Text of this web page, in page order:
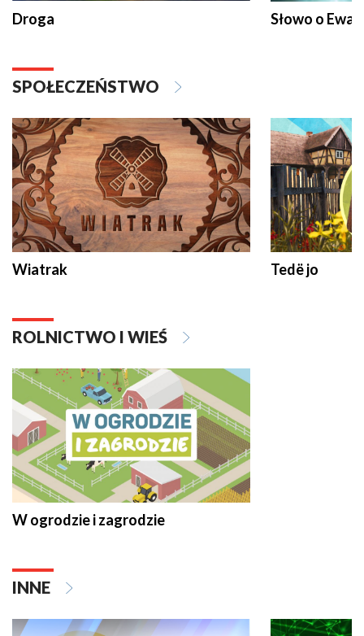
Droga Słowo o
SPOŁECZEŃSTWO
Wiatrak Tedë jo
ROLNICTWO I WIEŚ
W ogrodzie i zagrodzie
INNE